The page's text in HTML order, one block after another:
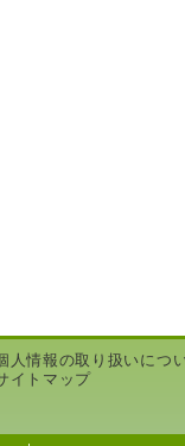
人情報の取り扱いにつ
イトマップ